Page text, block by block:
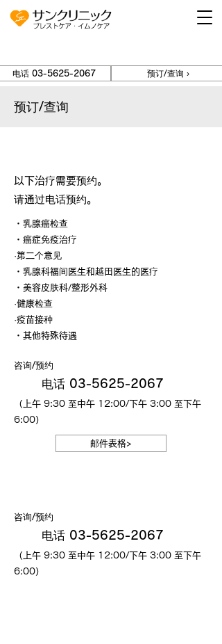
电话 03-5625-2067 预订/查询 ›
预订/查询
以下治疗需要预约。
请通过电话预约。
・乳腺癌检查
・癌症免疫治疗
·第二个意见
・乳腺科福间医生和越田医生的医疗
・美容皮肤科/整形外科
·健康检查
·疫苗接种
・其他特殊待遇
咨询/预约
电话 03-5625-2067
（上午 9:30 至中午 12:00/下午 3:00 至下午
6:00）
邮件表格>
咨询/预约
电话 03-5625-2067
（上午 9:30 至中午 12:00/下午 3:00 至下午
6:00）